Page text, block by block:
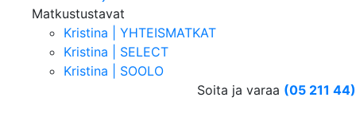
Matkustustavat
Kristina | YHTEISMATKAT
Kristina | SELECT
Kristina | SOOLO
Soita ja varaa (05 211 44)